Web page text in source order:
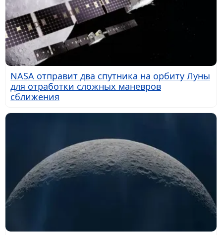
NASA отправит два спутника на орбиту Луны
для отработки сложных маневров
сближения